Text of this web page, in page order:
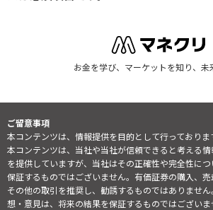
お金を学び、マーケットを知り、未
ご留意事項
本コンテンツは、情報提供を目的として行っておりま
本コンテンツは、当社や当社が信頼できると考える
を提供していますが、当社はその正確性や完全性に
保証するものではございません。有価証券の購入、売
その他の取引を推奨し、勧誘するものではありませ
想・意見は、将来の結果を保証するものではござい